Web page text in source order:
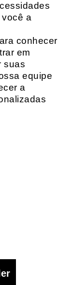
a
conhecer
em
suas
equipe
a